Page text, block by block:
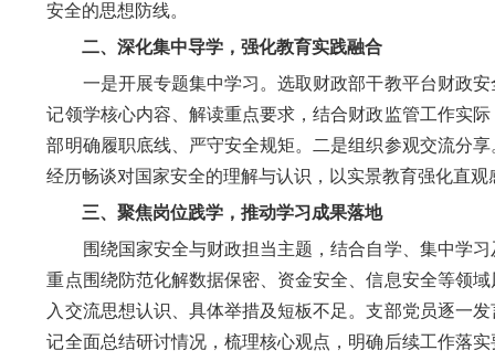
安全的思想防线。
二、深化集中导学，强化教育实践融合
一是开展专题集中学习。选取财政部干教平台财政安
记领学核心内容、解读重点要求，结合财政监管工作实
部明确履职底线、严守安全规矩。二是组织参观交流分
经历畅谈对国家安全的理解与认识，以实景教育强化直
三、聚焦岗位践学，推动学习成果落地
围绕国家安全与财政担当主题，结合自学、集中学习
重点围绕防范化解数据保密、资金安全、信息安全等领
入交流思想认识、具体举措及短板不足。支部党员逐一
记全面总结研讨情况，梳理核心观点，明确后续工作落